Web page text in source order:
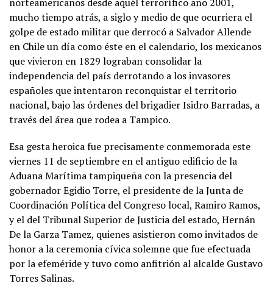
mucho tiempo atrás, a siglo y medio de que ocurriera el
golpe de estado militar que derrocó a Salvador Allende
en Chile un día como éste en el calendario, los mexicanos
que vivieron en 1829 lograban consolidar la
independencia del país derrotando a los invasores
españoles que intentaron reconquistar el territorio
nacional, bajo las órdenes del brigadier Isidro Barradas, a
través del área que rodea a Tampico.
Esa gesta heroica fue precisamente conmemorada este
viernes 11 de septiembre en el antiguo edificio de la
Aduana Marítima tampiqueña con la presencia del
gobernador Egidio Torre, el presidente de la Junta de
Coordinación Política del Congreso local, Ramiro Ramos,
y el del Tribunal Superior de Justicia del estado, Hernán
De la Garza Tamez, quienes asistieron como invitados de
honor a la ceremonia cívica solemne que fue efectuada
por la efeméride y tuvo como anfitrión al alcalde Gustavo
Torres Salinas.